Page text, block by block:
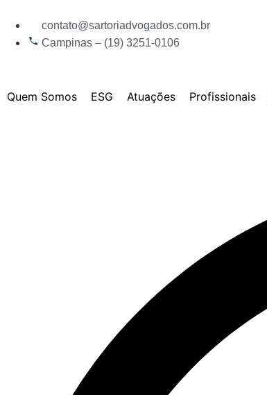
contato@sartoriadvogados.com.br
Campinas – (19) 3251-0106
Quem Somos ESG Atuações Profissionais